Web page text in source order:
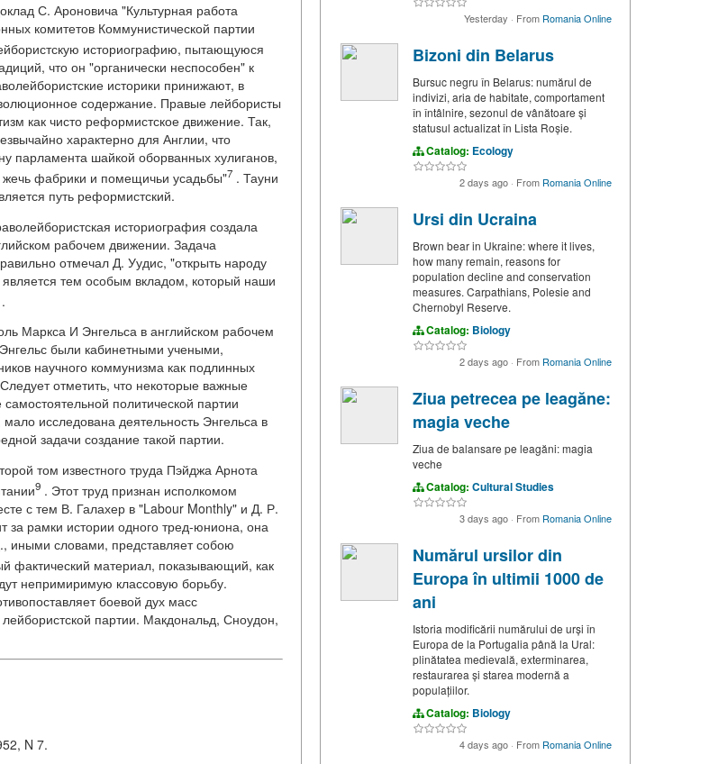
С. Ароновича "Культурная работа
комитетов Коммунистической партии
историографию, пытающуюся
что он "органически неспособен" к
историки принижают, в
содержание. Правые лейбористы
как чисто реформистское движение. Так,
характерно для Англии, что
парламента шайкой оборванных хулиганов,
фабрики и помещичьи усадьбы"7 . Тауни
путь реформистский.
историография создала
рабочем движении. Задача
отмечал Д. Уудис, "открыть народу
тем особым вкладом, который наши
.
Маркса И Энгельса в английском рабочем
были кабинетными учеными,
научного коммунизма как подлинных
отметить, что некоторые важные
политической партии
исследована деятельность Энгельса в
задачи создание такой партии.
том известного труда Пэйджа Арнота
9 . Этот труд признан исполкомом
с тем В. Галахер в "Labour Monthly" и Д. Р.
за рамки истории одного тред-юниона, она
иными словами, представляет собою
фактический материал, показывающий, как
непримиримую классовую борьбу.
боевой дух масс
лейбористской партии. Макдональд, Сноудон,
N 7.
Yesterday · From Romania Online
Bizoni din Belarus
Bursuc negru în Belarus: numărul de
indivizi, aria de habitate, comportament
în întâlnire, sezonul de vânătoare și
statusul actualizat în Lista Roșie.
Catalog: Ecology
2 days ago · From Romania Online
Ursi din Ucraina
Brown bear in Ukraine: where it lives,
how many remain, reasons for
population decline and conservation
measures. Carpathians, Polesie and
Chernobyl Reserve.
Catalog: Biology
2 days ago · From Romania Online
Ziua petrecea pe leagăne:
magia veche
Ziua de balansare pe leagăni: magia
veche
Catalog: Cultural Studies
3 days ago · From Romania Online
Numărul ursilor din
Europa în ultimii 1000 de
ani
Istoria modificării numărului de urși în
Europa de la Portugalia până la Ural:
plinătatea medievală, exterminarea,
restaurarea și starea modernă a
populațiilor.
Catalog: Biology
4 days ago · From Romania Online